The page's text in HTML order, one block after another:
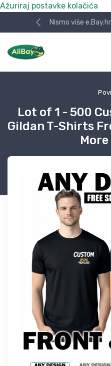
Ažuriraj postavke kolačića
Nismo više
Lot of 1 - 500
Gildan T-Shirts